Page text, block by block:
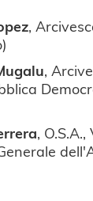
,
,
,